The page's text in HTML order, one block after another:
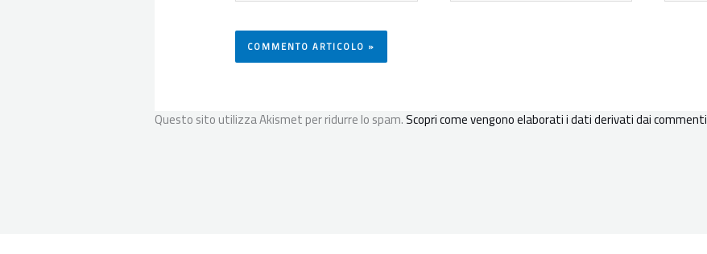
Questo sito utilizza Akismet per ridurre lo spam.Scopri come vengono elaborati i dati derivati dai commenti